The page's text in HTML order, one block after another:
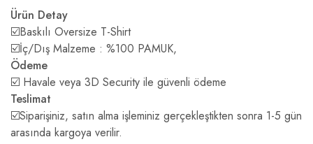
Ürün Detay
☑️Baskılı Oversize T-Shirt
☑️İç/Dış Malzeme : %100 PAMUK,
Ödeme
☑️ Havale veya 3D Security ile güvenli ödeme
Teslimat
☑️Siparişiniz, satın alma işleminiz gerçekleştikten sonra 1-5 gün
arasında kargoya verilir.